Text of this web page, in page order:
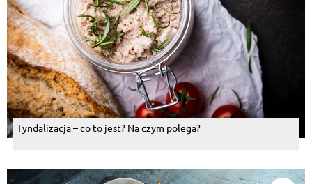
Tyndalizacja – co to jest? Na czym polega?